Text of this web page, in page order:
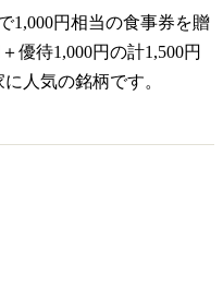
1,000円相当の食事券を贈
優待1,000円の計1,500円
人気の銘柄です。